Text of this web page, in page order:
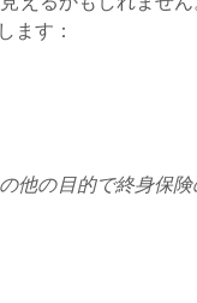
ます：
の目的で終身保